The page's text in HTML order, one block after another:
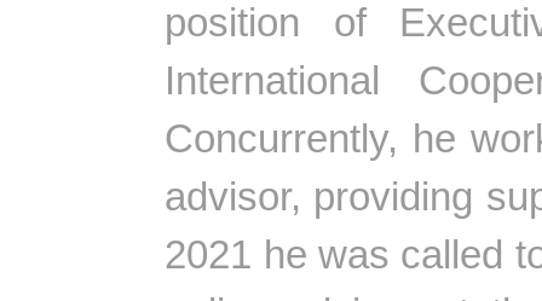
position of
International
Concurrently, he
advisor, providing
2021 he was called